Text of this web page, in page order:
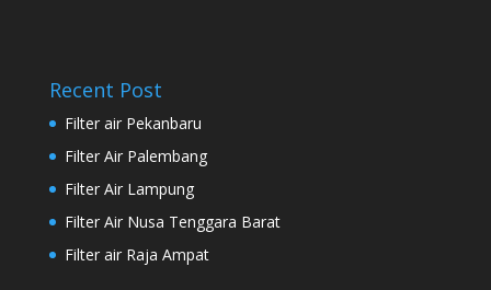
Recent Post
Filter air Pekanbaru
Filter Air Palembang
Filter Air Lampung
Filter Air Nusa Tenggara Barat
Filter air Raja Ampat